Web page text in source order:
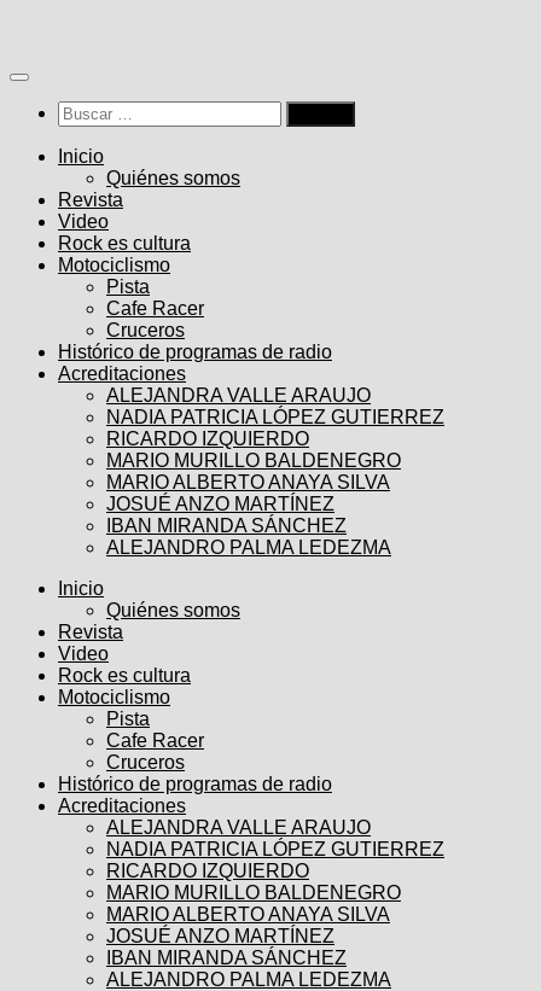
contenido
Buscar:
Inicio
Quiénes somos
Revista
Video
Rock es cultura
Motociclismo
Pista
Cafe Racer
Cruceros
Histórico de programas de radio
Acreditaciones
ALEJANDRA VALLE ARAUJO
NADIA PATRICIA LÓPEZ GUTIERREZ
RICARDO IZQUIERDO
MARIO MURILLO BALDENEGRO
MARIO ALBERTO ANAYA SILVA
JOSUÉ ANZO MARTÍNEZ
IBAN MIRANDA SÁNCHEZ
ALEJANDRO PALMA LEDEZMA
Inicio
Quiénes somos
Revista
Video
Rock es cultura
Motociclismo
Pista
Cafe Racer
Cruceros
Histórico de programas de radio
Acreditaciones
ALEJANDRA VALLE ARAUJO
NADIA PATRICIA LÓPEZ GUTIERREZ
RICARDO IZQUIERDO
MARIO MURILLO BALDENEGRO
MARIO ALBERTO ANAYA SILVA
JOSUÉ ANZO MARTÍNEZ
IBAN MIRANDA SÁNCHEZ
ALEJANDRO PALMA LEDEZMA